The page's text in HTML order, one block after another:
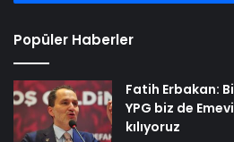
Popüler Haberler
Fatih Erbakan:
YPG biz de
kılıyoruz